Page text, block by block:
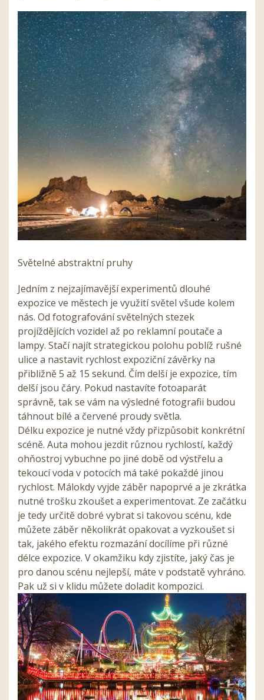
Světelné abstraktní pruhy
Jedním z nejzajímavější experimentů dlouhé
expozice ve městech je využití světel všude kolem
nás. Od fotografování světelných stezek
projíždějících vozidel až po reklamní poutače a
lampy. Stačí najít strategickou polohu poblíž rušné
ulice a nastavit rychlost expoziční závěrky na
přibližně 5 až 15 sekund. Čím delší je expozice, tím
delší jsou čáry. Pokud nastavíte fotoaparát
správně, tak se vám na výsledné fotografii budou
táhnout bílé a červené proudy světla.
Délku expozice je nutné vždy přizpůsobit konkrétní
scéně. Auta mohou jezdit různou rychlostí, každý
ohňostroj vybuchne po jiné době od výstřelu a
tekoucí voda v potocích má také pokaždé jinou
rychlost. Málokdy vyjde záběr napoprvé a je zkrátka
nutné trošku zkoušet a experimentovat. Ze začátku
je tedy určitě dobré vybrat si takovou scénu, kde
můžete záběr několikrát opakovat a vyzkoušet si
tak, jakého efektu rozmazání docílíme při různé
délce expozice. V okamžiku kdy zjistíte, jaký čas je
pro danou scénu nejlepší, máte v podstatě vyhráno.
Pak už si v klidu můžete doladit kompozici.